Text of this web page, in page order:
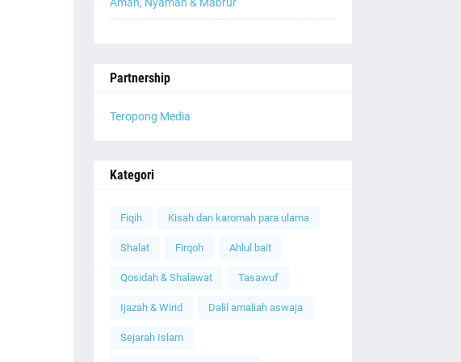
Partnership
Teropong Media
Kategori
Fiqih Kisah dan karomah para ulama
Shalat Firqoh Ahlul bait
Qosidah & Shalawat Tasawuf
Ijazah & Wirid Dalil amaliah aswaja
Sejarah Islam